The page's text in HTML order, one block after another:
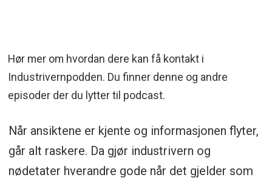
Hør mer om hvordan dere kan få kontakt i
Industrivernpodden. Du finner denne og andre
episoder der du lytter til podcast.
Når ansiktene er kjente og informasjonen flyter,
går alt raskere. Da gjør industrivern og
nødetater hverandre gode når det gjelder som